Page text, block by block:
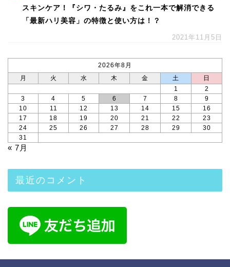
スキンケア！『シワ・たるみ』をこれ一本で解消できる
「最新ハリ美容」の特徴と使い方は！？
2021年11月5日
2026年8月
月
火 水 木 金 土
日
1
2
3
4 5 6 7 8
9
10
11 12 13 14 15
16
17
18 19 20 21 22
23
24
25 26 27 28 29
30
31
« 7月
最近のコメント